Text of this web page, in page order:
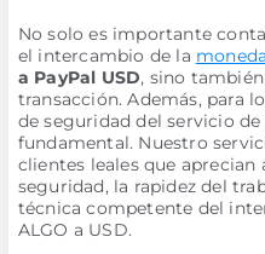
No solo es importante
el intercambio de la
a PayPal USD, sino
transacción. Además, para
de seguridad del servicio
fundamental. Nuestro
clientes leales que
seguridad, la rapidez del
técnica competente del
ALGO a USD.